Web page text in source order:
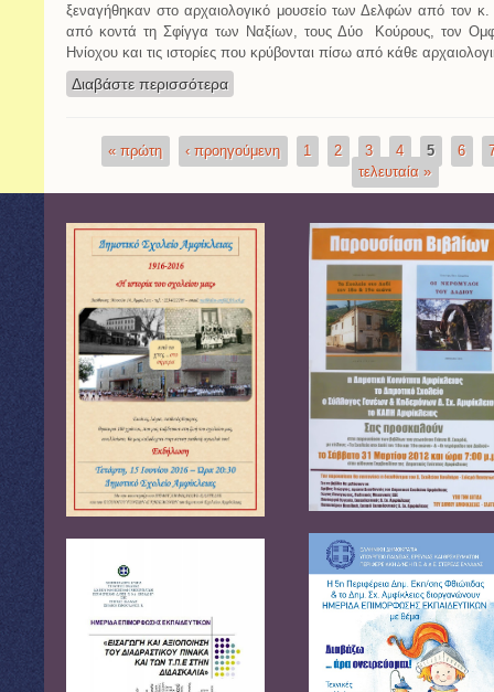
ξεναγήθηκαν στο αρχαιολογικό μουσείο των Δελφών από τον
από κοντά τη Σφίγγα των Ναξίων, τους Δύο Κούρους, τον
Ηνίοχου και τις ιστορίες που κρύβονται πίσω από κάθε
Διαβάστε περισσότερα
Σελίδες
« πρώτη ‹ προηγούμενη 1 2 3 4 5 6
τελευταία »